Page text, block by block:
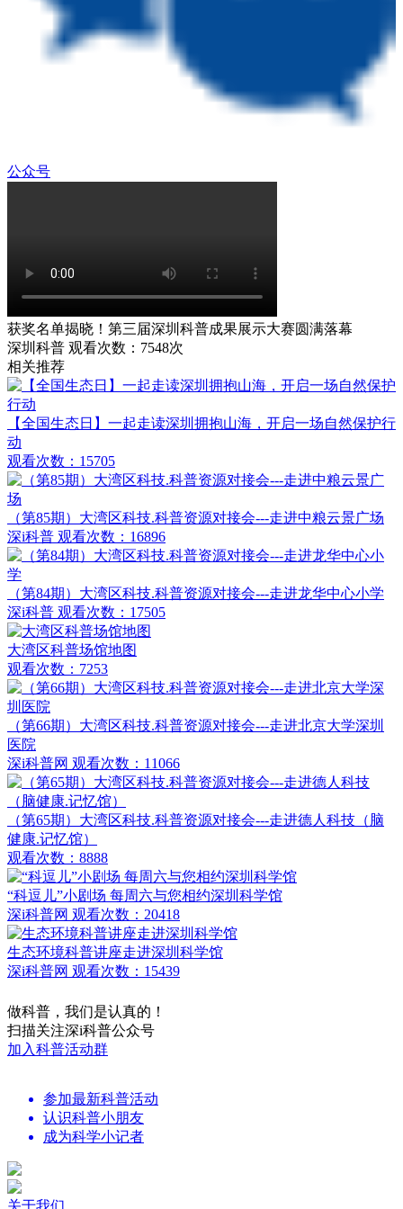
公众号
获奖名单揭晓！第三届深圳科普成果展示大赛圆满落幕
深圳科普 观看次数：7548次
相关推荐
【全国生态日】一起走读深圳拥抱山海，开启一场自然保护行
动
观看次数：15705
（第85期）大湾区科技.科普资源对接会---走进中粮云景广场
深i科普 观看次数：16896
（第84期）大湾区科技.科普资源对接会---走进龙华中心小学
深i科普 观看次数：17505
大湾区科普场馆地图
观看次数：7253
（第66期）大湾区科技.科普资源对接会---走进北京大学深圳
医院
深i科普网 观看次数：11066
（第65期）大湾区科技.科普资源对接会---走进德人科技（脑
健康.记忆馆）
观看次数：8888
“科逗儿”小剧场 每周六与您相约深圳科学馆
深i科普网 观看次数：20418
生态环境科普讲座走进深圳科学馆
深i科普网 观看次数：15439
做科普，我们是认真的！
扫描关注深i科普公众号
加入科普活动群
参加最新科普活动
认识科普小朋友
成为科学小记者
关于我们